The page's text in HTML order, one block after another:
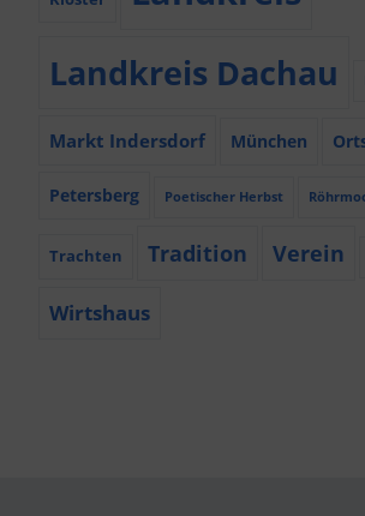
Landkreis Dachau
Markt Indersdorf München
Petersberg Poetischer Herbst
Trachten Tradition Verein
Wirtshaus